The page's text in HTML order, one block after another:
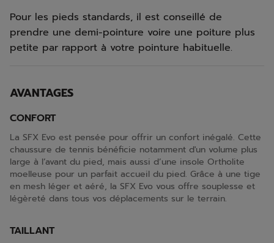
Pour les pieds standards, il est conseillé de
prendre une demi-pointure voire une poiture plus
petite par rapport à votre pointure habituelle.
AVANTAGES
CONFORT
La SFX Evo est pensée pour offrir un confort inégalé. Cette
chaussure de tennis bénéficie notamment d'un volume plus
large à l’avant du pied, mais aussi d’une insole Ortholite
moelleuse pour un parfait accueil du pied. Grâce à une tige
en mesh léger et aéré, la SFX Evo vous offre souplesse et
légèreté dans tous vos déplacements sur le terrain.
TAILLANT